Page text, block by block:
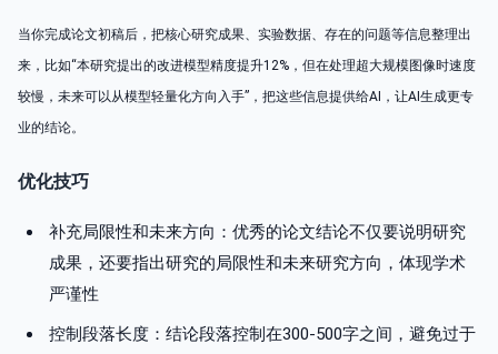
当你完成论文初稿后，把核心研究成果、实验数据、存在的问题等信息整理出
来，比如“本研究提出的改进模型精度提升12%，但在处理超大规模图像时速度
较慢，未来可以从模型轻量化方向入手”，把这些信息提供给AI，让AI生成更专
业的结论。
优化技巧
补充局限性和未来方向：优秀的论文结论不仅要说明研究
成果，还要指出研究的局限性和未来研究方向，体现学术
严谨性
控制段落长度：结论段落控制在300-500字之间，避免过于